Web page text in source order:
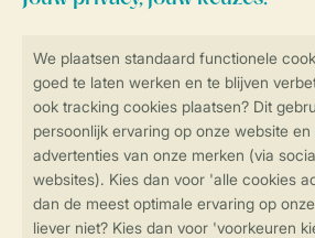
Veilig en snel online boeken
Veilige gegevensoverdracht
Veilige betaling
Blijf op de hoogte